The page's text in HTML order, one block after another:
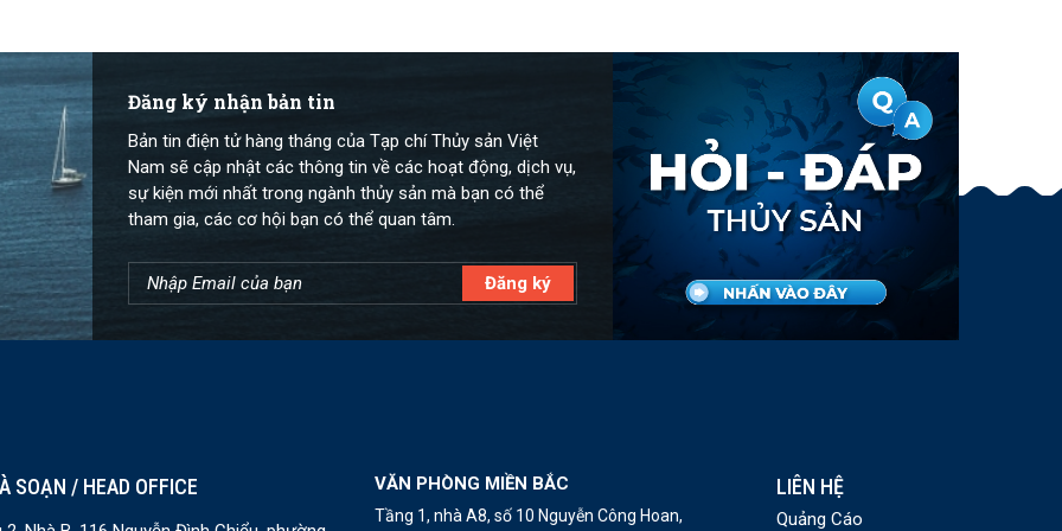
Đăng ký nhận bản tin
Bản tin điện tử hàng tháng của Tạp chí Thủy sản Việt
Nam sẽ cập nhật các thông tin về các hoạt động, dịch vụ,
sự kiện mới nhất trong ngành thủy sản mà bạn có thể
tham gia, các cơ hội bạn có thể quan tâm.
SOẠN / HEAD OFFICE VĂN PHÒNG MIỀN BẮC
Tầng 1, nhà A8, số 10 Nguyễn Công Hoan,
LIÊN HỆ
Quảng Cáo